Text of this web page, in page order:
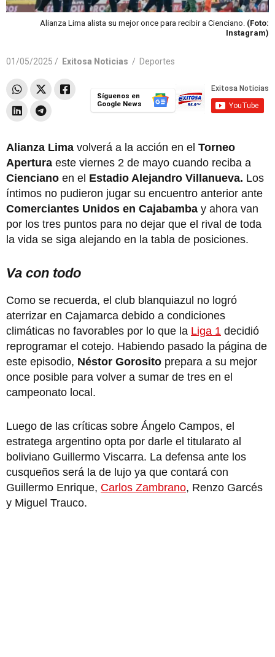
Alianza Lima alista su mejor once para recibir a Cienciano. (Foto:
Instagram)
01/05/2025 / Exitosa Noticias / Deportes
Síguenos en
Google News
Alianza Lima volverá a la acción en el Torneo
Apertura este viernes 2 de mayo cuando reciba a
Cienciano en el Estadio Alejandro Villanueva. Los
íntimos no pudieron jugar su encuentro anterior ante
Comerciantes Unidos en Cajabamba y ahora van
por los tres puntos para no dejar que el rival de toda
la vida se siga alejando en la tabla de posiciones.
Va con todo
Como se recuerda, el club blanquiazul no logró
aterrizar en Cajamarca debido a condiciones
climáticas no favorables por lo que la Liga 1 decidió
reprogramar el cotejo. Habiendo pasado la página de
este episodio, Néstor Gorosito prepara a su mejor
once posible para volver a sumar de tres en el
campeonato local.
Luego de las críticas sobre Ángelo Campos, el
estratega argentino opta por darle el titularato al
boliviano Guillermo Viscarra. La defensa ante los
cusqueños será la de lujo ya que contará con
Guillermo Enrique, Carlos Zambrano, Renzo Garcés
y Miguel Trauco.